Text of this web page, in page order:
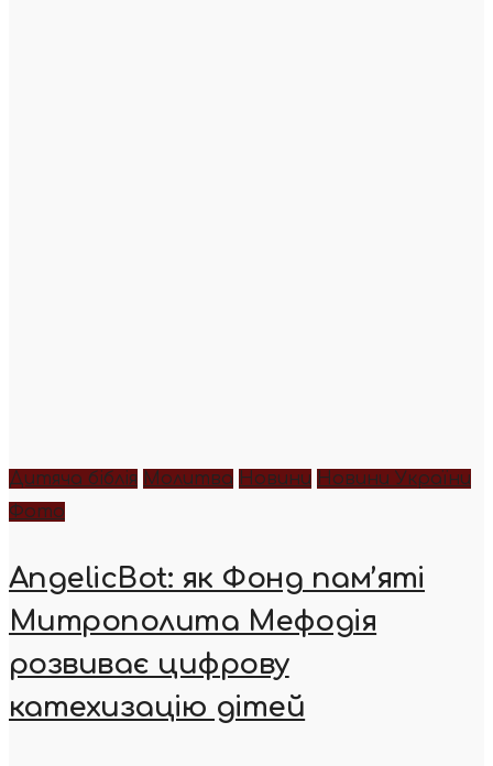
Дитяча біблія Молитва Новини Новини України
Фото
AngelicBot: як Фонд пам’яті
Митрополита Мефодія
розвиває цифрову
катехизацію дітей